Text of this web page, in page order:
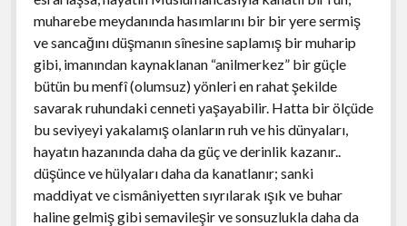
muharebe meydanında hasımlarını bir bir yere sermiş
ve sancağını düşmanın sînesine saplamış bir muharip
gibi, imanından kaynaklanan “anilmerkez” bir güçle
bütün bu menfî (olumsuz) yönleri en rahat şekilde
savarak ruhundaki cenneti yaşayabilir. Hatta bir ölçüde
bu seviyeyi yakalamış olanların ruh ve his dünyaları,
hayatın hazanında daha da güç ve derinlik kazanır..
düşünce ve hülyaları daha da kanatlanır; sanki
maddiyat ve cismâniyetten sıyrılarak ışık ve buhar
haline gelmiş gibi semavileşir ve sonsuzlukla daha da